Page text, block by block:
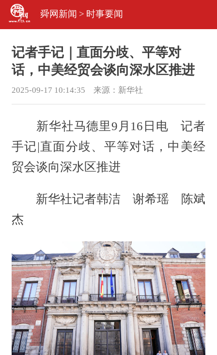
舜网新闻 > 时事要闻
记者手记｜直面分歧、平等对
话，中美经贸会谈向深水区推进
2025-09-17 10:14:35 来源： 新华社
新华社马德里9月16日电 记者
手记|直面分歧、平等对话，中美经
贸会谈向深水区推进
新华社记者韩洁 谢希瑶 陈斌
杰